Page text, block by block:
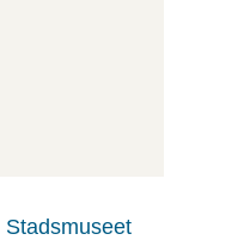
Stadsmuseet